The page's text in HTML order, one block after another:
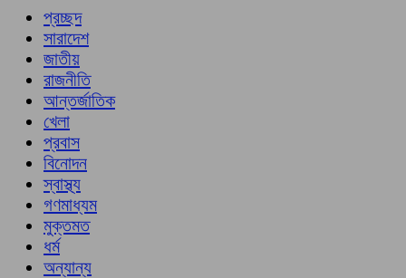
প্রচ্ছদ
সারাদেশ
জাতীয়
রাজনীতি
আন্তর্জাতিক
খেলা
প্রবাস
বিনোদন
স্বাস্থ্য
গণমাধ্যম
মুক্তমত
ধর্ম
অন্যান্য